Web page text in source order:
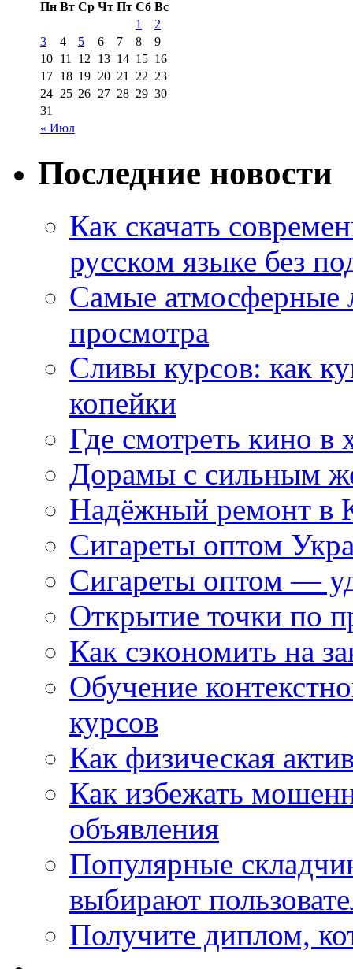
Пн Вт Ср Чт Пт Сб Вс
« Июл
1
2
3
4 5 6 7 8
9
10 11 12 13 14 15 16
17 18 19 20 21 22 23
24 25 26 27 28 29 30
31
Последние новости
Как скачать
русском языке без
Самые атмосферные
просмотра
Сливы курсов: как
копейки
Где смотреть кино в
Дорамы с сильным
Надёжный ремонт в
Сигареты оптом
Сигареты оптом —
Открытие точки по
Как сэкономить на
Обучение
курсов
Как физическая
Как избежать
объявления
Популярные
выбирают
Получите диплом,